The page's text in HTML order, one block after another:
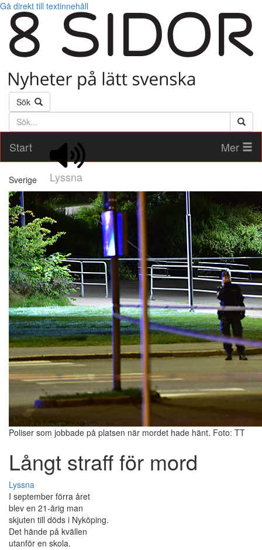
Gå direkt till textinnehåll
Sök
Söktext
Start
Lyssna
Mer
Sverige
Poliser som jobbade på platsen när mordet hade hänt. Foto: TT
Långt straff för mord
Lyssna
I september förra året
blev en 21-årig man
skjuten till döds i Nyköping.
Det hände på kvällen
utanför en skola.